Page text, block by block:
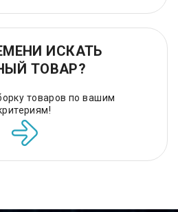
ИСКАТЬ
ТОВАР?
товаров по вашим